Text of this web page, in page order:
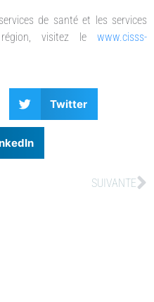
de santé et les services
visitez le www.cisss-
Twitter
SUIVANTE